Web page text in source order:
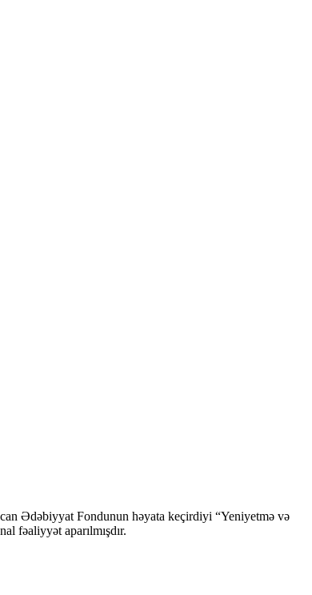
Ədəbiyyat Fondunun həyata keçirdiyi “Yeniyetmə və
fəaliyyət aparılmışdır.